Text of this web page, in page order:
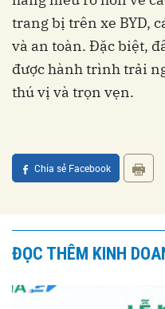
trang bị trên xe BYD,
và an toàn. Đặc biệt,
được hành trình trải
thú vị và trọn vẹn.
Chia sẻ Facebook
ĐỌC THÊM KINH